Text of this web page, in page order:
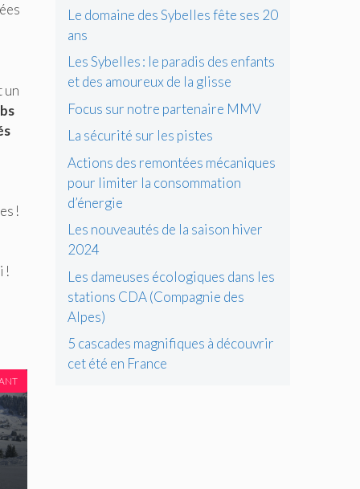
un
!
!
Le domaine des Sybelles fête ses 20
ans
Les Sybelles : le paradis des enfants
et des amoureux de la glisse
Focus sur notre partenaire MMV
La sécurité sur les pistes
Actions des remontées mécaniques
pour limiter la consommation
d’énergie
Les nouveautés de la saison hiver
2024
Les dameuses écologiques dans les
stations CDA (Compagnie des
Alpes)
5 cascades magnifiques à découvrir
cet été en France